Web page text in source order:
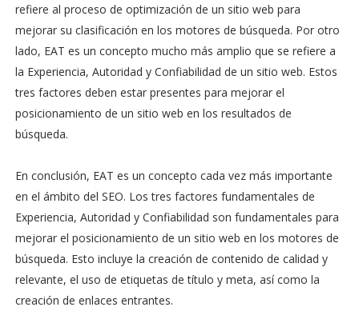
refiere al proceso de optimización de un sitio web para
mejorar su clasificación en los motores de búsqueda. Por otro
lado, EAT es un concepto mucho más amplio que se refiere a
la Experiencia, Autoridad y Confiabilidad de un sitio web. Estos
tres factores deben estar presentes para mejorar el
posicionamiento de un sitio web en los resultados de
búsqueda.
En conclusión, EAT es un concepto cada vez más importante
en el ámbito del SEO. Los tres factores fundamentales de
Experiencia, Autoridad y Confiabilidad son fundamentales para
mejorar el posicionamiento de un sitio web en los motores de
búsqueda. Esto incluye la creación de contenido de calidad y
relevante, el uso de etiquetas de título y meta, así como la
creación de enlaces entrantes.